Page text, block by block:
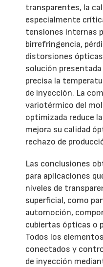
transparentes, la
especialmente
tensiones internas
birrefringencia,
distorsiones
solución
precisa la
de inyección. La
variotérmico del
optimizada reduce
mejora su calidad
rechazo de
Las conclusiones
para aplicaciones
niveles de
superficial, como
automoción,
cubiertas ópticas o
Todos los
conectados y
de inyección